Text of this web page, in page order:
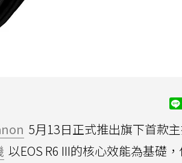
5月13日正式推出旗下首款
以EOS R6 III的核心效能為基礎